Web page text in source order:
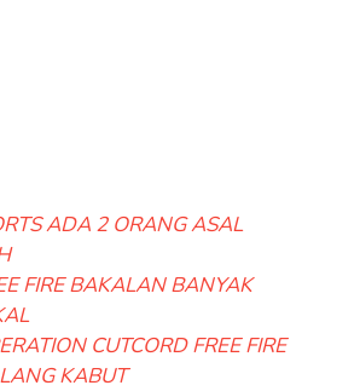
ADA 2 ORANG ASAL
FIRE BAKALAN BANYAK
CUTCORD FREE FIRE
KABUT